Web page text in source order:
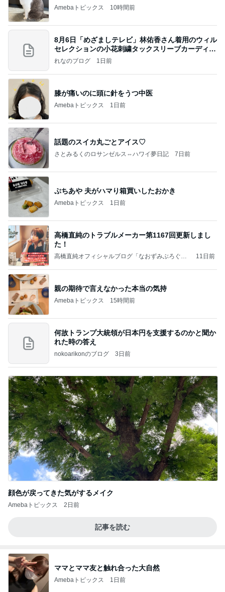
Amebaトピックス 10時間前
8月6日「めざましテレビ」林佑香さん着用のウィル
セレクションの小花刺繍タックスリーブカーディガ
ン
れなのブログ 1日前
膝が痛いのに頭に針をうつ中医
Amebaトピックス 1日前
話題のスイカ丸ごとアイス♡
さとみるくのロサンゼルス⇔ハワイ夢日記 7日前
ぷちあや 夫がハマり箱買いしたおかき
Amebaトピックス 1日前
高橋直純のトラブルメーカー第1167回更新しまし
た！
高橋直純オフィシャルブログ「なおずみぶろぐ」
11日前
親の期待で言えなかった本当の気持
Amebaトピックス 15時間前
何故トランプ大統領が日本円を支援するのかと聞か
れた時の答え
nokoarikonのブログ 3日前
顔色が戻ってきた気がするメイク
Amebaトピックス 2日前
記事を読む
ママとママ友と触れ合った大自然
Amebaトピックス 1日前